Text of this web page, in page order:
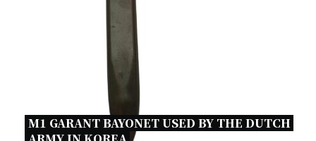
M1 GARANT BAYONET USED BY THE DUTCH